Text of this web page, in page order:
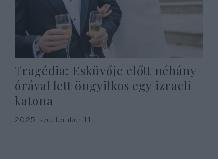
Tragédia: Esküvője előtt néhány
órával lett öngyilkos egy izraeli
katona
2025. szeptember 11.